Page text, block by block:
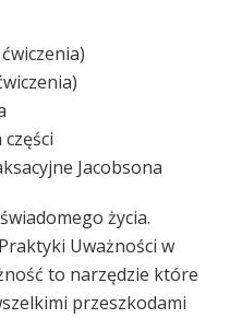
Jacobsona
życia.
Uważności w
to narzędzie które
przeszkodami